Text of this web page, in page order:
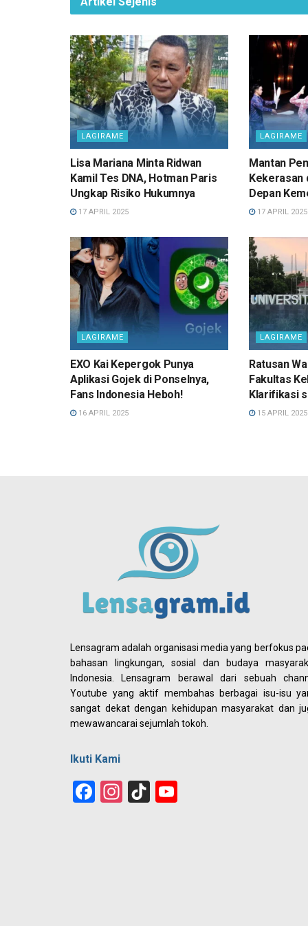
LAGIRAME
Lisa Mariana Minta Ridwan
Kamil Tes DNA, Hotman Paris
Ungkap Risiko Hukumnya
17 APRIL 2025
LAGIRAME
Mantan
Kekerasan
Depan
17 APRIL 2025
LAGIRAME
EXO Kai Kepergok Punya
Aplikasi Gojek di Ponselnya,
Fans Indonesia Heboh!
16 APRIL 2025
LAGIRAME
Ratusan
Fakultas
Klarifikasi
15 APRIL 2025
Lensagram adalah organisasi media yang berfokus
bahasan lingkungan, sosial dan budaya
Indonesia. Lensagram berawal dari sebuah
Youtube yang aktif membahas berbagai isu-isu
sangat dekat dengan kehidupan masyarakat dan
mewawancarai sejumlah tokoh.
Ikuti Kami
Facebook
Instagram
TikTok